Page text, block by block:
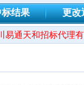
标结果 更改
通天和招标代理有